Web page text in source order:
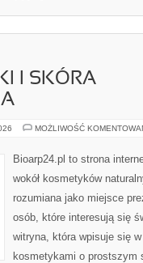
I SKÓRA
MOŻLIWOŚĆ
Bioarp24.pl to strona
wokół kosmetyków
rozumiana jako miejsce
osób, które interesują się
witryna, która wpisuje się
kosmetykami o prostszym